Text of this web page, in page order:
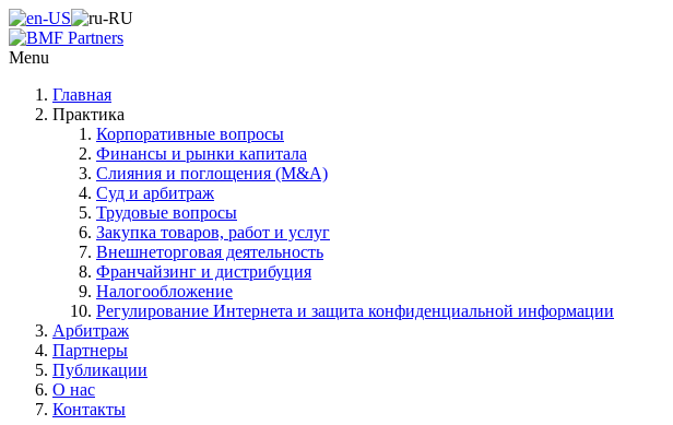
Menu
Главная
Практика
Корпоративные вопросы
Финансы и рынки капитала
Слияния и поглощения (M&A)
Суд и арбитраж
Трудовые вопросы
Закупка товаров, работ и услуг
Внешнеторговая деятельность
Франчайзинг и дистрибуция
Налогообложение
Регулирование Интернета и защита конфиденциальной информации
Арбитраж
Партнеры
Публикации
О нас
Контакты